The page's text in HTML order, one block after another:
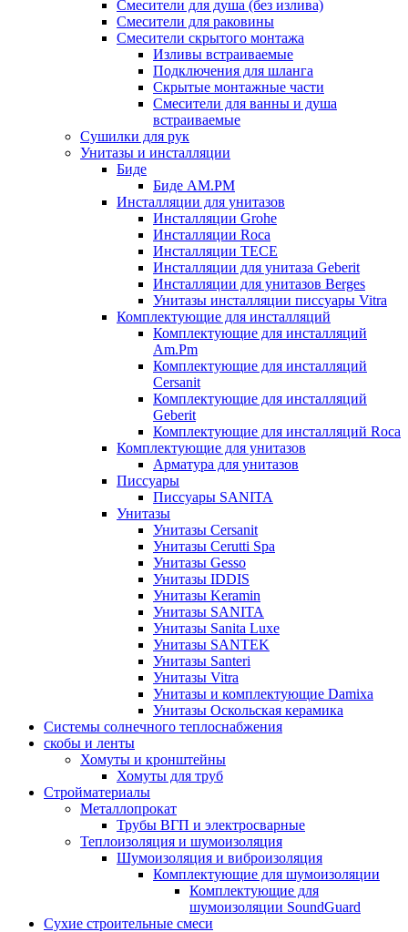
Смесители для душа (без излива)
Смесители для раковины
Смесители скрытого монтажа
Изливы встраиваемые
Подключения для шланга
Скрытые монтажные части
Смесители для ванны и душа
встраиваемые
Сушилки для рук
Унитазы и инсталляции
Биде
Биде AM.PM
Инсталляции для унитазов
Инсталляции Grohe
Инсталляции Roca
Инсталляции TECE
Инсталляции для унитаза Geberit
Инсталляции для унитазов Berges
Унитазы инсталляции писсуары Vitra
Комплектующие для инсталляций
Комплектующие для инсталляций
Am.Pm
Комплектующие для инсталляций
Cersanit
Комплектующие для инсталляций
Geberit
Комплектующие для инсталляций Roca
Комплектующие для унитазов
Арматура для унитазов
Писсуары
Писсуары SANITA
Унитазы
Унитазы Cersanit
Унитазы Cerutti Spa
Унитазы Gesso
Унитазы IDDIS
Унитазы Keramin
Унитазы SANITA
Унитазы Sanita Luxe
Унитазы SANTEK
Унитазы Santeri
Унитазы Vitra
Унитазы и комплектующие Damixa
Унитазы Оскольская керамика
Системы солнечного теплоснабжения
скобы и ленты
Хомуты и кронштейны
Хомуты для труб
Стройматериалы
Металлопрокат
Трубы ВГП и электросварные
Теплоизоляция и шумоизоляция
Шумоизоляция и виброизоляция
Комплектующие для шумоизоляции
Комплектующие для
шумоизоляции SoundGuard
Сухие строительные смеси